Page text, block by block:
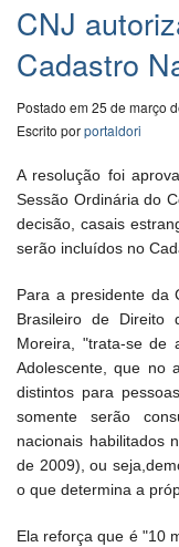
CNJ
Cadastro
Postado em 25 de março
Escrito porportaldori
A resolução foi
Sessão Ordinária do
decisão, casais
serão incluídos no
Para a presidente da
Brasileiro de Direito
Moreira, "trata-se de
Adolescente, que no
distintos para
somente serão
nacionais habilitados
de 2009), ou
o que determina a
Ela reforça que é "10